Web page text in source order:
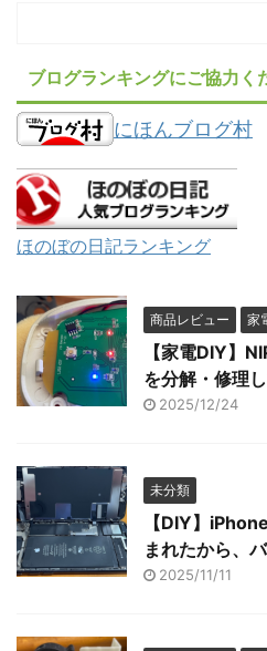
ブログランキングにご協力く
にほんブログ村
ほのぼの日記ランキング
商品レビュー 家
【家電DIY】
を分解・修理
2025/12/24
未分類
【DIY】
まれたから、
2025/11/11